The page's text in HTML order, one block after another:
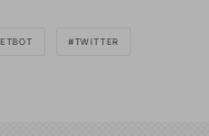
TWITTER